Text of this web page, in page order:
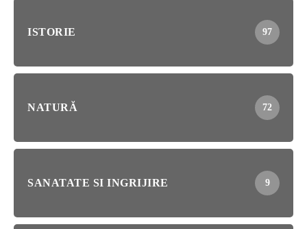
ISTORIE 97
NATURĂ 72
SANATATE SI INGRIJIRE 9